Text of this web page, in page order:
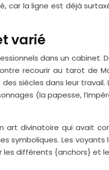
car la ligne est déjà
varié
dans un cabinet.
recourir au tarot de
siècles dans leur
(la papesse,
art divinatoire qui avait
symboliques. Les
différents {anchors} et